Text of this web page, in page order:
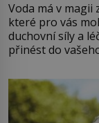
Voda má v magii
které pro vás
duchovní síly a
přinést do
můžete obohatit
větší harmonii a